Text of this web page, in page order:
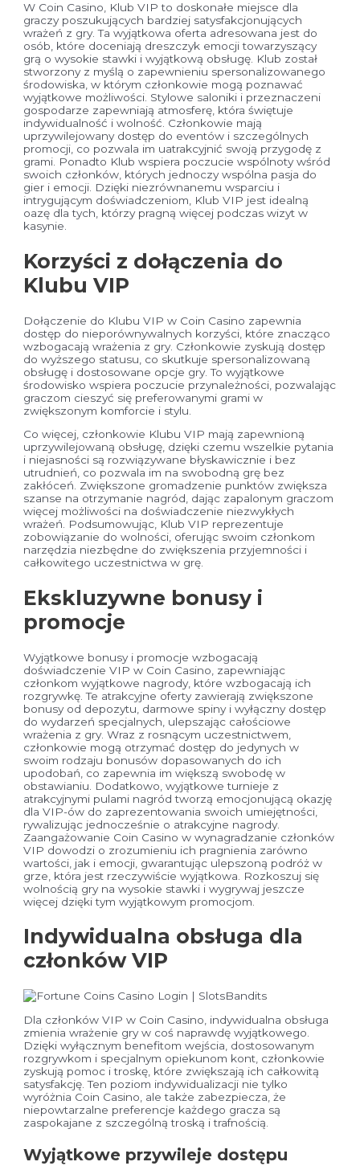
W Coin Casino, Klub VIP to doskonałe miejsce dla
graczy poszukujących bardziej satysfakcjonujących
wrażeń z gry. Ta wyjątkowa oferta adresowana jest do
osób, które doceniają dreszczyk emocji towarzyszący
grą o wysokie stawki i wyjątkową obsługę. Klub został
stworzony z myślą o zapewnieniu spersonalizowanego
środowiska, w którym członkowie mogą poznawać
wyjątkowe możliwości. Stylowe saloniki i przeznaczeni
gospodarze zapewniają atmosferę, która świętuje
indywidualność i wolność. Członkowie mają
uprzywilejowany dostęp do eventów i szczególnych
promocji, co pozwala im uatrakcyjnić swoją przygodę z
grami. Ponadto Klub wspiera poczucie wspólnoty wśród
swoich członków, których jednoczy wspólna pasja do
gier i emocji. Dzięki niezrównanemu wsparciu i
intrygującym doświadczeniom, Klub VIP jest idealną
oazę dla tych, którzy pragną więcej podczas wizyt w
kasynie.
Korzyści z dołączenia do
Klubu VIP
Dołączenie do Klubu VIP w Coin Casino zapewnia
dostęp do nieporównywalnych korzyści, które znacząco
wzbogacają wrażenia z gry. Członkowie zyskują dostęp
do wyższego statusu, co skutkuje spersonalizowaną
obsługę i dostosowane opcje gry. To wyjątkowe
środowisko wspiera poczucie przynależności, pozwalając
graczom cieszyć się preferowanymi grami w
zwiększonym komforcie i stylu.
Co więcej, członkowie Klubu VIP mają zapewnioną
uprzywilejowaną obsługę, dzięki czemu wszelkie pytania
i niejasności są rozwiązywane błyskawicznie i bez
utrudnień, co pozwala im na swobodną grę bez
zakłóceń. Zwiększone gromadzenie punktów zwiększa
szanse na otrzymanie nagród, dając zapalonym graczom
więcej możliwości na doświadczenie niezwykłych
wrażeń. Podsumowując, Klub VIP reprezentuje
zobowiązanie do wolności, oferując swoim członkom
narzędzia niezbędne do zwiększenia przyjemności i
całkowitego uczestnictwa w grę.
Ekskluzywne bonusy i
promocje
Wyjątkowe bonusy i promocje wzbogacają
doświadczenie VIP w Coin Casino, zapewniając
członkom wyjątkowe nagrody, które wzbogacają ich
rozgrywkę. Te atrakcyjne oferty zawierają zwiększone
bonusy od depozytu, darmowe spiny i wyłączny dostęp
do wydarzeń specjalnych, ulepszając całościowe
wrażenia z gry. Wraz z rosnącym uczestnictwem,
członkowie mogą otrzymać dostęp do jedynych w
swoim rodzaju bonusów dopasowanych do ich
upodobań, co zapewnia im większą swobodę w
obstawianiu. Dodatkowo, wyjątkowe turnieje z
atrakcyjnymi pulami nagród tworzą emocjonującą okazję
dla VIP-ów do zaprezentowania swoich umiejętności,
rywalizując jednocześnie o atrakcyjne nagrody.
Zaangażowanie Coin Casino w wynagradzanie członków
VIP dowodzi o zrozumieniu ich pragnienia zarówno
wartości, jak i emocji, gwarantując ulepszoną podróż w
grze, która jest rzeczywiście wyjątkowa. Rozkoszuj się
wolnością gry na wysokie stawki i wygrywaj jeszcze
więcej dzięki tym wyjątkowym promocjom.
Indywidualna obsługa dla
członków VIP
Dla członków VIP w Coin Casino, indywidualna obsługa
zmienia wrażenie gry w coś naprawdę wyjątkowego.
Dzięki wyłącznym benefitom wejścia, dostosowanym
rozgrywkom i specjalnym opiekunom kont, członkowie
zyskują pomoc i troskę, które zwiększają ich całkowitą
satysfakcję. Ten poziom indywidualizacji nie tylko
wyróżnia Coin Casino, ale także zabezpiecza, że
niepowtarzalne preferencje każdego gracza są
zaspokajane z szczególną troską i trafnością.
Wyjątkowe przywileje dostępu